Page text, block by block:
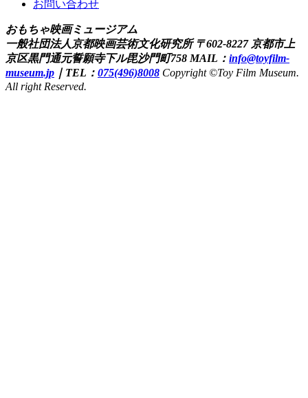
お問い合わせ
おもちゃ映画ミュージアム
一般社団法人京都映画芸術文化研究所 〒602-8227 京都市上
京区黒門通元誓願寺下ル毘沙門町758 MAIL： info@toyfilm-
museum.jp ｜ TEL： 075(496)8008 Copyright ©Toy Film Museum.
All right Reserved.